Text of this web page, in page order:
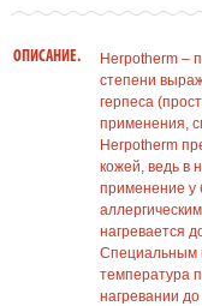
ОПИСАНИЕ.
Herpotherm –
степени
герпеса
применения,
Herpotherm
кожей, ведь в
применение у
нагревается
Специальным
температура
нагревании